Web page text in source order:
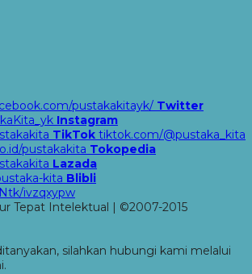
pustakakitayk/ Twitter
Instagram
TikTok tiktok.com/@pustaka_kita
pustakakita Tokopedia
Lazada
kita Blibli
ivzqxypw
Tepat Intelektual | ©2007-2015
silahkan hubungi kami melalui